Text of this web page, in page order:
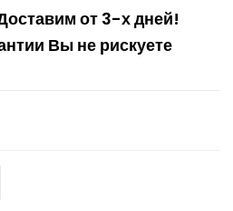
от 3-х дней!
Вы не рискуете